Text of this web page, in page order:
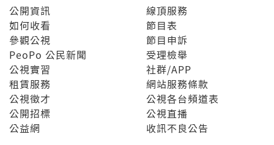
公開資訊
如何收看
參觀公視
PeoPo 公民新聞
公視實習
租賃服務
公視徵才
公開招標
公益網
線頂服務
節目表
節目申訴
受理檢舉
社群/APP
網站服務條款
公視各台頻道表
公視直播
收訊不良公告